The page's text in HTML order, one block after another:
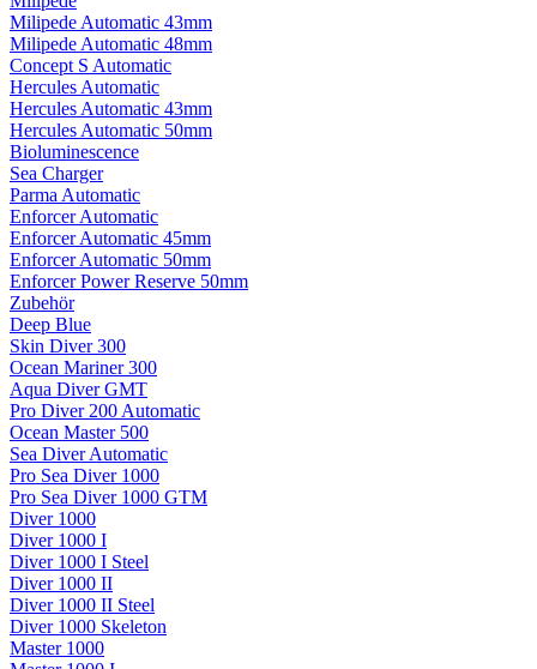
Milipede Automatic 43mm
Milipede Automatic 48mm
Concept S Automatic
Hercules Automatic
Hercules Automatic 43mm
Hercules Automatic 50mm
Bioluminescence
Sea Charger
Parma Automatic
Enforcer Automatic
Enforcer Automatic 45mm
Enforcer Automatic 50mm
Enforcer Power Reserve 50mm
Zubehör
Deep Blue
Skin Diver 300
Ocean Mariner 300
Aqua Diver GMT
Pro Diver 200 Automatic
Ocean Master 500
Sea Diver Automatic
Pro Sea Diver 1000
Pro Sea Diver 1000 GTM
Diver 1000
Diver 1000 I
Diver 1000 I Steel
Diver 1000 II
Diver 1000 II Steel
Diver 1000 Skeleton
Master 1000